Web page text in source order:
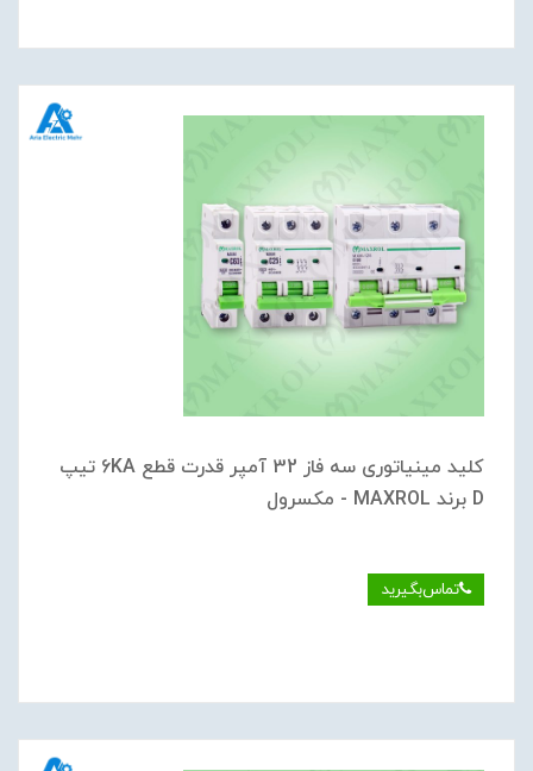
کلید مینیاتوری سه فاز 32 آمپر قدرت قطع 6KA تیپ
D برند MAXROL - مکسرول
تماس‌بگیرید